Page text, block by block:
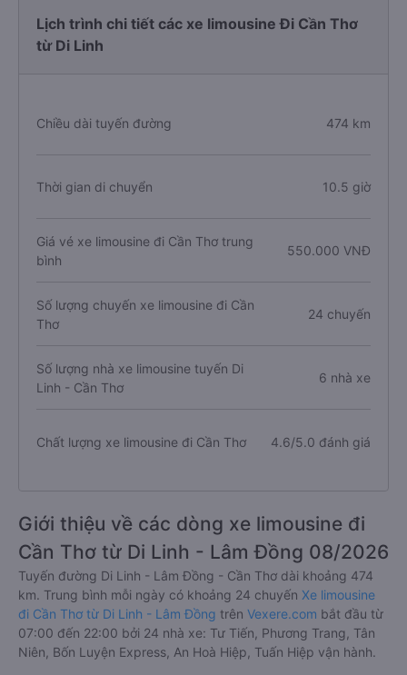
Lịch trình chi tiết các xe limousine Đi Cần Thơ
từ Di Linh
Chiều dài tuyến đường 474 km
Thời gian di chuyển 10.5 giờ
Giá vé xe limousine đi Cần Thơ trung
bình
550.000 VNĐ
Số lượng chuyến xe limousine đi Cần
Thơ
24 chuyến
Số lượng nhà xe limousine tuyến Di
Linh - Cần Thơ
6 nhà xe
Chất lượng xe limousine đi Cần Thơ 4.6/5.0 đánh giá
Giới thiệu về các dòng xe limousine đi
Cần Thơ từ Di Linh - Lâm Đồng 08/2026
Tuyến đường Di Linh - Lâm Đồng - Cần Thơ dài khoảng 474
km. Trung bình mỗi ngày có khoảng 24 chuyến Xe limousine
đi Cần Thơ từ Di Linh - Lâm Đồng trên Vexere.com bắt đầu từ
07:00 đến 22:00 bởi 24 nhà xe: Tư Tiến, Phương Trang, Tân
Niên, Bốn Luyện Express, An Hoà Hiệp, Tuấn Hiệp vận hành.